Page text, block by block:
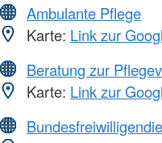
Ambulante Pflege
Karte: Link zur
Beratung zur
Karte: Link zur